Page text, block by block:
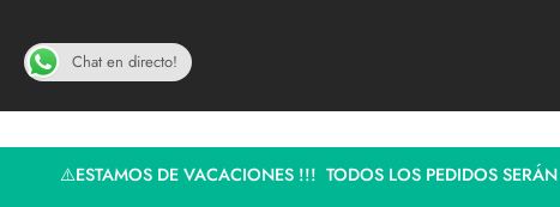
⚠️ESTAMOS DE VACACIONES !!! TODOS LOS PEDIDOS
Chat en directo!